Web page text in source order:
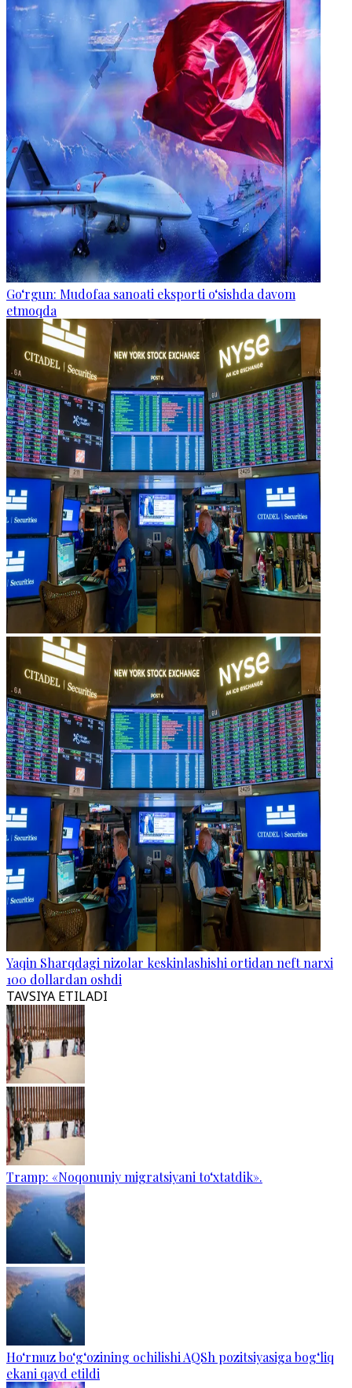
Go‘rgun: Mudofaa sanoati eksporti o‘sishda davom
etmoqda
Yaqin Sharqdagi nizolar keskinlashishi ortidan neft narxi
100 dollardan oshdi
TAVSIYA ETILADI
Tramp: «Noqonuniy migratsiyani to‘xtatdik».
Ho‘rmuz bo‘g‘ozining ochilishi AQSh pozitsiyasiga bog‘liq
ekani qayd etildi